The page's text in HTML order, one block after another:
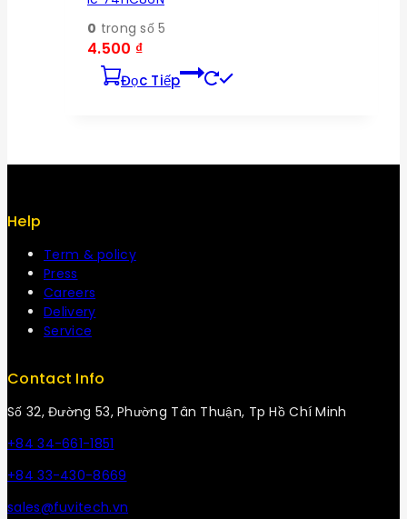
0 trong số 5
4.500 ₫
Đọc Tiếp
Help
Term & policy
Press
Careers
Delivery
Service
Contact Info
Số 32, Đường 53, Phường Tân Thuận, Tp Hồ Chí Minh
+84 34-661-1851
+84 33-430-8669
sales@fuvitech.vn